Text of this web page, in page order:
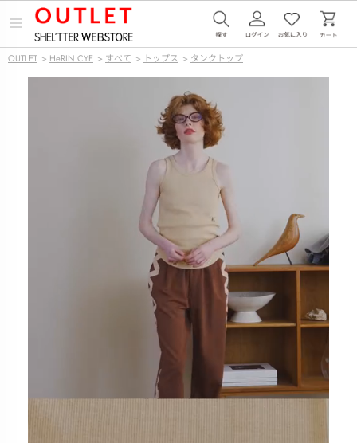
メ
ー
OUTLET > HeRIN.CYE > すべて > トップス > タンクトップ